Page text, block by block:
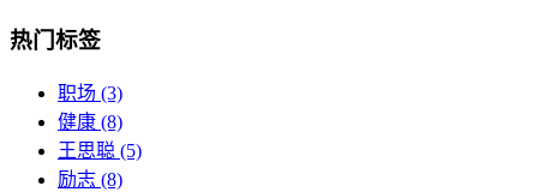
热门标签
职场 (3)
健康 (8)
王思聪 (5)
励志 (8)